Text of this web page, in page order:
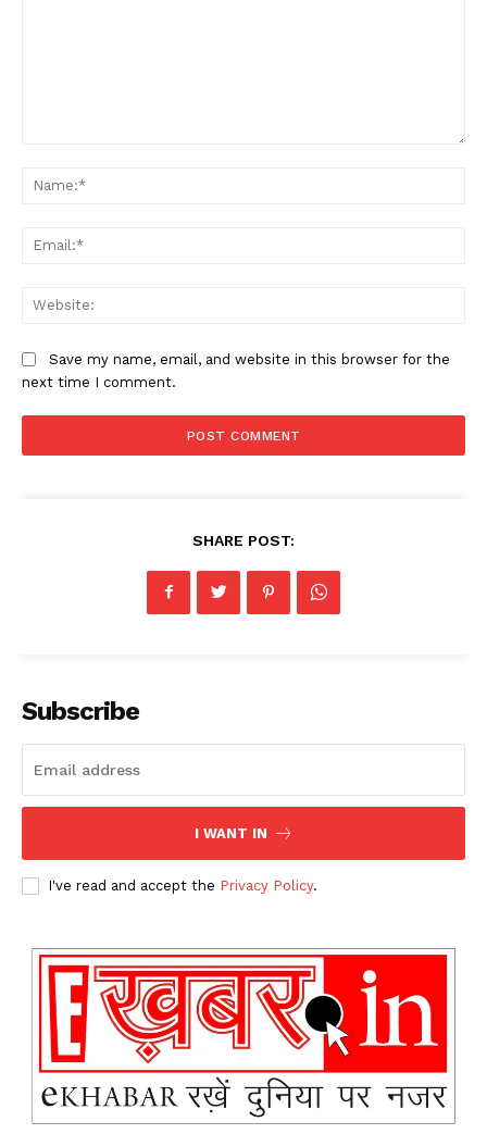
Save my name, email, and website in this browser for the
next time I comment.
SHARE POST:
Subscribe
I WANT IN
I've read and accept the Privacy Policy.